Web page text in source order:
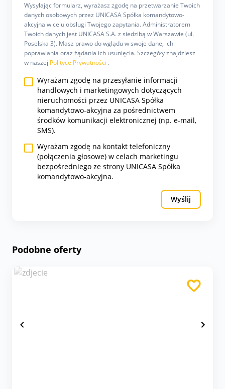
Wysyłając formularz, wyrażasz zgodę na przetwarzanie Twoich
danych osobowych przez UNICASA Spółka komandytowo-
akcyjna w celu obsługi Twojego zapytania. Administratorem
Twoich danych jest UNICASA S.A. z siedzibą w Warszawie (ul.
Poselska 3). Masz prawo do wglądu w swoje dane, ich
poprawiania oraz żądania ich usunięcia. Szczegóły znajdziesz
w naszej Polityce Prywatności .
Wyrażam zgodę na przesyłanie informacji
handlowych i marketingowych dotyczących
nieruchomości przez UNICASA Spółka
komandytowo-akcyjna za pośrednictwem
środków komunikacji elektronicznej (np. e-mail,
SMS).
Wyrażam zgodę na kontakt telefoniczny
(połączenia głosowe) w celach marketingu
bezpośredniego ze strony UNICASA Spółka
komandytowo-akcyjna.
Wyślij
Podobne oferty